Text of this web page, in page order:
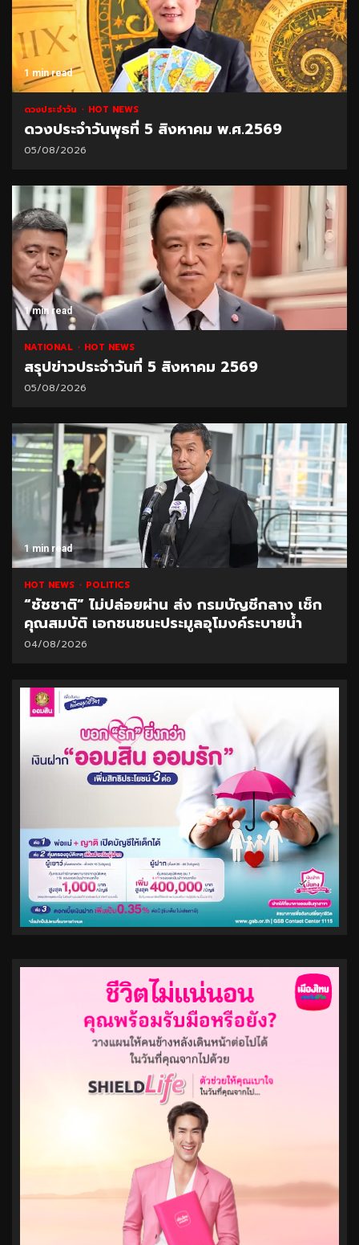
1 min read
ดวงประจำวัน HOT NEWS
ดวงประจำวันพุธที่ 5 สิงหาคม พ.ศ.2569
05/08/2026
1 min read
NATIONAL HOT NEWS
สรุปข่าวประจำวันที่ 5 สิงหาคม 2569
05/08/2026
1 min read
HOT NEWS POLITICS
“ชัชชาติ” ไม่ปล่อยผ่าน ส่ง กรมบัญชีกลาง เช็ก
คุณสมบัติ เอกชนชนะประมูลอุโมงค์ระบายน้ำ
04/08/2026